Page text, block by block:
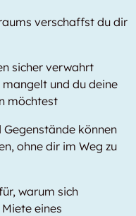
verschaffst du dir
sicher verwahrt
mangelt und du deine
möchtest
können
ohne dir im Weg zu
warum sich
eines